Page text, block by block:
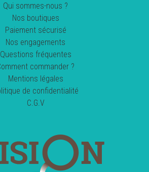
Qui sommes-nous ?
Nos boutiques
Paiement sécurisé
Nos engagements
Questions fréquentes
commander ?
Mentions légales
de confidentialité
C.G.V